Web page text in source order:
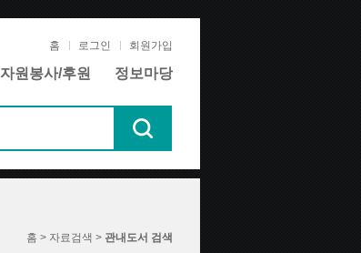
홈 로그인 회원가입
자원봉사/후원 정보마당
홈 > 자료검색 > 관내도서 검색